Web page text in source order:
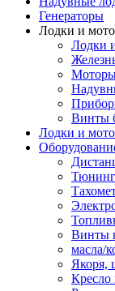
Генераторы
Лодки и
Лодки
Моторы
Винты
Лодки и
Тюнинг
Винты
масла/
Якоря,
Кресло